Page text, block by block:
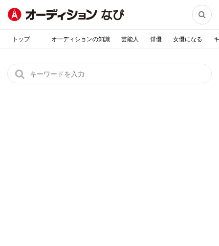

トップ オーディションの知識 芸能人 俳優 女優になる
